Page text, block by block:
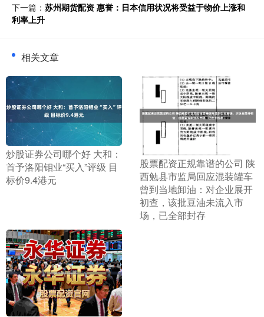
下一篇： 苏州期货配资 惠誉：日本信用状况将受益于物价上涨和
利率上升
相关文章
​炒股证券公司哪个好 大和：
首予洛阳钼业“买入”评级 目
标价9.4港元
​股票配资正规靠谱的公司 陕
西勉县市监局回应混装罐车
曾到当地卸油：对企业展开
初查，该批豆油未流入市
场，已全部封存